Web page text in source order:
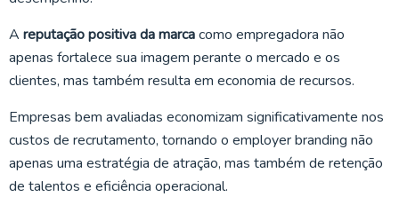
A reputação positiva da marcacomo empregadora não
apenas fortalece sua imagem perante o mercado e os
clientes, mas também resulta em economia de recursos.
Empresas bem avaliadas economizam significativamente nos
custos de recrutamento, tornando o employer branding não
apenas uma estratégia de atração, mas também de retenção
de talentos e eficiência operacional.